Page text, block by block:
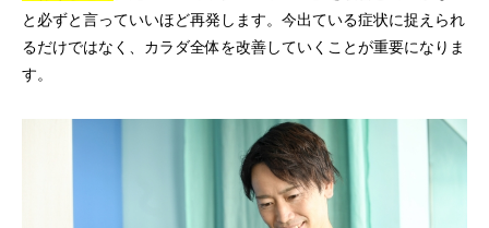
と必ずと言っていいほど再発します。今出ている症状に捉えられ
るだけではなく、カラダ全体を改善していくことが重要になりま
す。